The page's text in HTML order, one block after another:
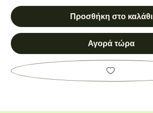
Προσθήκη στο καλάθι
Αγορά τώρα